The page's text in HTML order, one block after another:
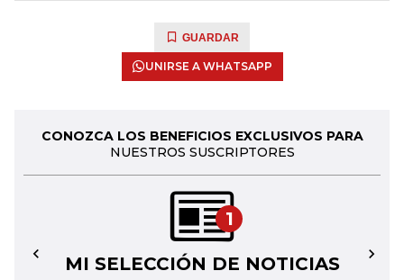
GUARDAR
UNIRSE A WHATSAPP
CONOZCA LOS BENEFICIOS EXCLUSIVOS PARA
NUESTROS SUSCRIPTORES
1
MI SELECCIÓN DE NOTICIAS
← →